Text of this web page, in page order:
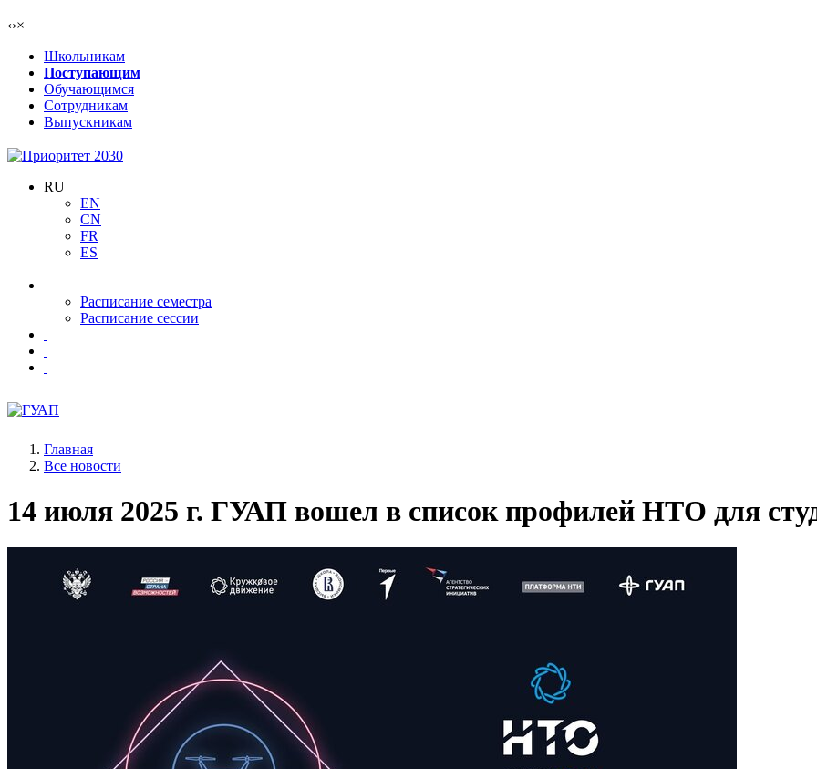
‹›×
Школьникам
Поступающим
Обучающимся
Сотрудникам
Выпускникам
RU
EN
CN
FR
ES
Расписание семестра
Расписание сессии
Главная
Все новости
14 июля 2025 г. ГУАП вошел в список профилей НТО для